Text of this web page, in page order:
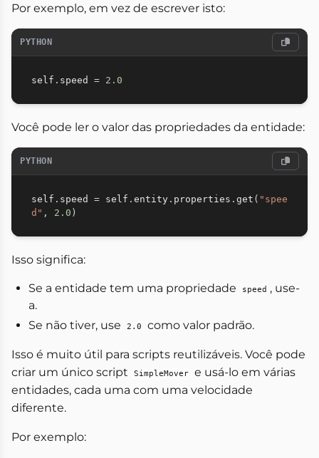
Por exemplo, em vez de escrever isto:
PYTHON
self . speed = 2.0
Você pode ler o valor das propriedades da entidade:
PYTHON
self . speed = self . entity . properties . get ( "spee
d" , 2.0 )
Isso significa:
Se a entidade tem uma propriedade speed , use-
a.
Se não tiver, use
2.0 como valor padrão.
Isso é muito útil para scripts reutilizáveis. Você pode
criar um único script
SimpleMover e usá-lo em várias
entidades, cada uma com uma velocidade
diferente.
Por exemplo: